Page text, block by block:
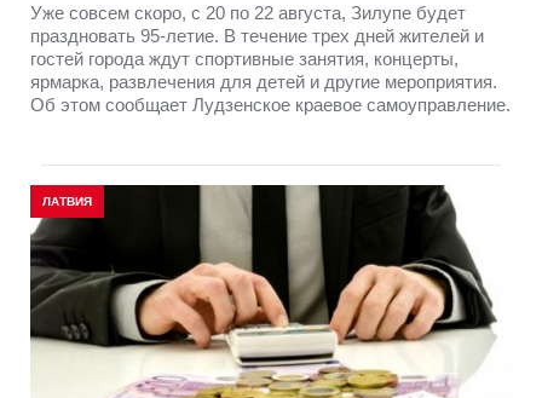
Уже совсем скоро, с 20 по 22 августа, Зилупе будет
праздновать 95-летие. В течение трех дней жителей и
гостей города ждут спортивные занятия, концерты,
ярмарка, развлечения для детей и другие мероприятия.
Об этом сообщает Лудзенское краевое самоуправление.
ЛАТВИЯ